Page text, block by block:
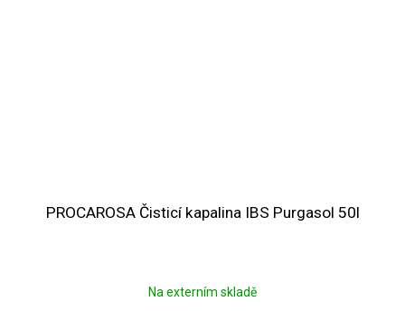
PROCAROSA Čisticí kapalina IBS Purgasol 50l
Na externím skladě